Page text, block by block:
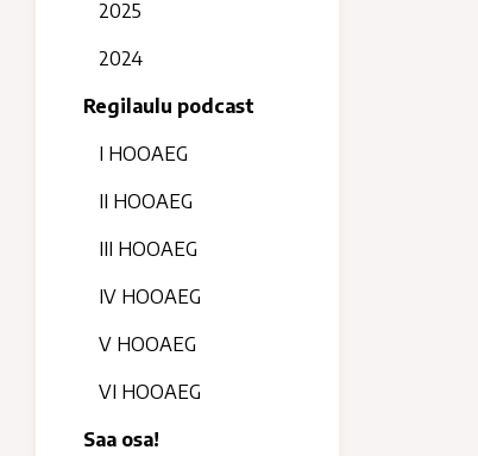
2025
2024
Regilaulu podcast
I HOOAEG
II HOOAEG
III HOOAEG
IV HOOAEG
V HOOAEG
VI HOOAEG
Saa osa!